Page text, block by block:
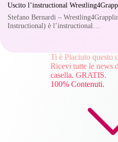
Uscito l’instructional
Stefano Bernardi –
Instructional) è l’instructional…
Ti è Piaciuto questo
Ricevi tutte le news
casella. GRATIS.
100% Contenuti.